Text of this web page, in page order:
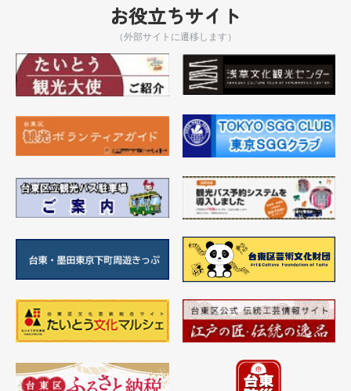
お役立ちサイト
（外部サイトに遷移します）